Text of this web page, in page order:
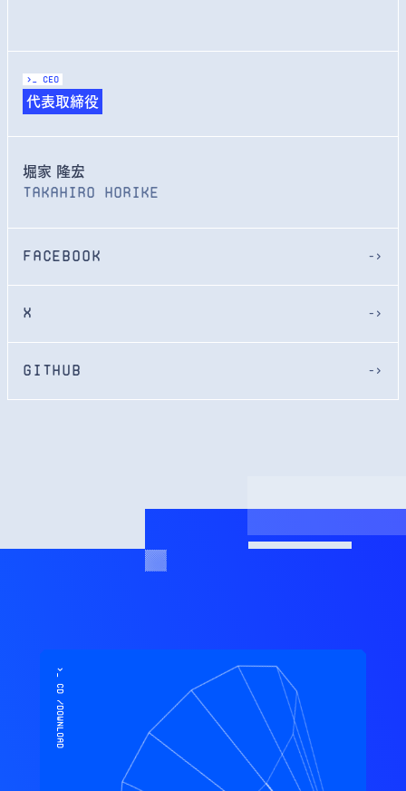
>_ CEO
代表取締役
堀家 隆宏
Takahiro Horike
FACEBOOK ->
X ->
GitHub ->
>_ cd /download